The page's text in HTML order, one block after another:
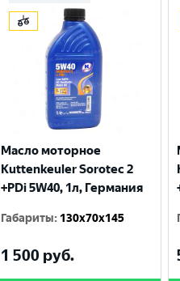
Масло моторное
Kuttenkeuler Sorotec 2
+PDi 5W40, 1л, Германия
Габариты: 130x70x145
1 500 руб.